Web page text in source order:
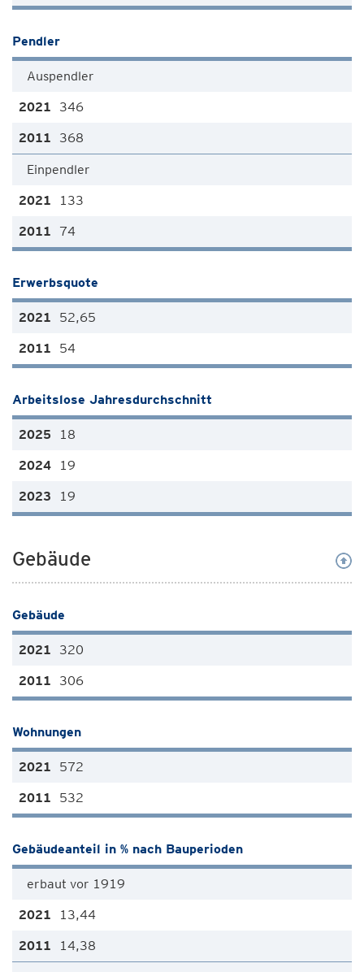
Pendler
Auspendler
346
368
Einpendler
133
74
Erwerbsquote
52,65
54
Arbeitslose Jahresdurchschnitt
18
19
19
Gebäude
Gebäude
320
306
Wohnungen
572
532
Gebäudeanteil in % nach Bauperioden
erbaut vor 1919
13,44
14,38